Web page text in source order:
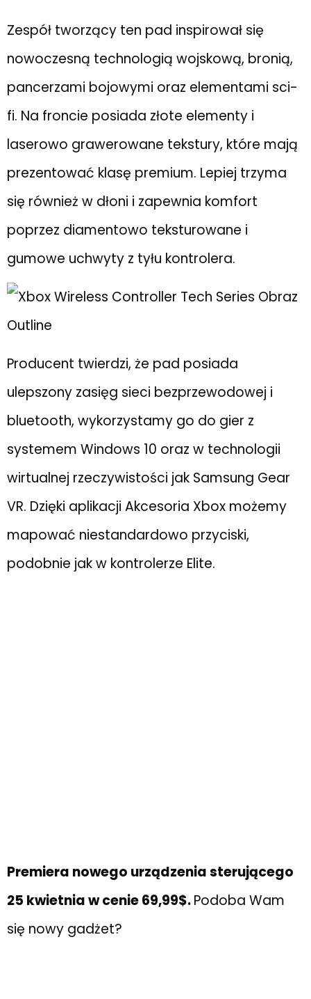
Zespół tworzący ten pad inspirował się
nowoczesną technologią wojskową, bronią,
pancerzami bojowymi oraz elementami sci-
fi. Na froncie posiada złote elementy i
laserowo grawerowane tekstury, które mają
prezentować klasę premium. Lepiej trzyma
się również w dłoni i zapewnia komfort
poprzez diamentowo teksturowane i
gumowe uchwyty z tyłu kontrolera.
Producent twierdzi, że pad posiada
ulepszony zasięg sieci bezprzewodowej i
bluetooth, wykorzystamy go do gier z
systemem Windows 10 oraz w technologii
wirtualnej rzeczywistości jak Samsung Gear
VR. Dzięki aplikacji Akcesoria Xbox możemy
mapować niestandardowo przyciski,
podobnie jak w kontrolerze Elite.
Premiera nowego urządzenia sterującego
25 kwietnia w cenie 69,99$.Podoba Wam
się nowy gadżet?